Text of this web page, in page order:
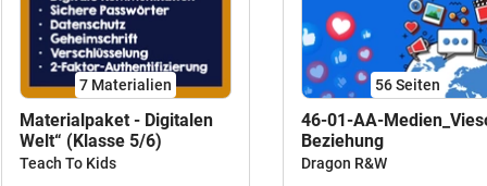
7 Materialien
Materialpaket - Digitalen
Welt“ (Klasse 5/6)
Teach To Kids
56Seiten
46-01-AA-
Beziehung
Dragon R&W